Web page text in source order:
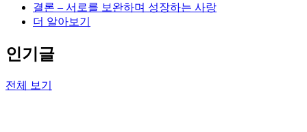
결론 – 서로를 보완하며 성장하는 사랑
더 알아보기
인기글
전체 보기